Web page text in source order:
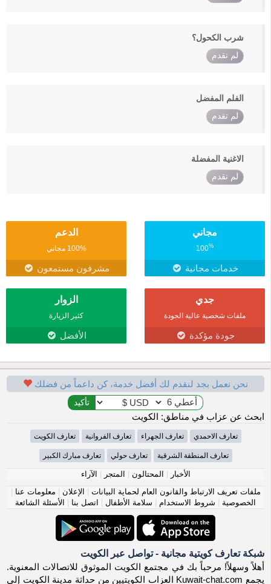
شرب الكحول؟
لم تقدم
الفلم المفضل
لم تقدم
الاغنية المفضلة
لم تقدم
مجاني
100%
خدمات مجانية
الدعم
100% مجاني
مشرفون مستمعون
جدي
ملفات شخصية عالية الجودة
جودة مؤكدة
الزوار
كثير الزيارة
الأفضل
نحن نعمل بجد لنقدم لك أفضل خدمة، كن داعماً من فضلك
ابحث عن عزاب في مناطق: الكويت
تعارف الاحمدي تعارف الجهراء تعارف الفروانية تعارف الكويت
تعارف المنطقة الشرقية تعارف حولي تعارف مبارك الكبير
الأخبار | المحتالون | المتجر | الآراء
ملفات تعريف الارتباط والقانون العام لحماية البيانات | الإعلان | معلومات عنا |
الخصوصية | شروط الاستخدام | سلامة الأطفال | اتصل بنا | الأسئلة الشائعة
شبكة تعارف كويتية مجانية - تواصل عبر الكويت
أهلاً وسهلاً! مرحباً بك في مجتمع الكويت الموثوق للاتصالات المعنوية.
يجمع Kuwait-chat.com العزاب الكويتيين من حداثة مدينة الكويت إلى